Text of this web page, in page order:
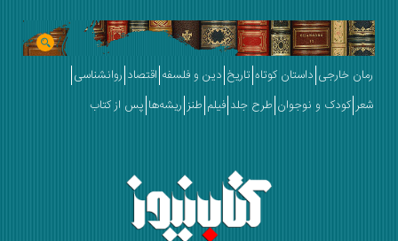
خارجی داستان کوتاه تاریخ دین و فلسفه اقتصاد روانشناسی
کودک و نوجوان طرح جلد فیلم طنز ریشه‌ها پس از کتاب